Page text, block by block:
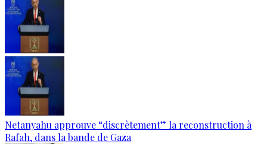
Netanyahu approuve “discrètement” la reconstruction à
Rafah, dans la bande de Gaza